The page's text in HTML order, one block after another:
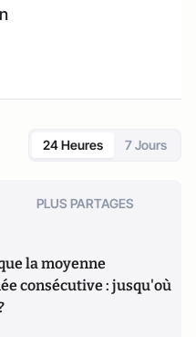
24 Heures 7 Jours
PLUS PARTAGES
la moyenne
consécutive : jusqu'où